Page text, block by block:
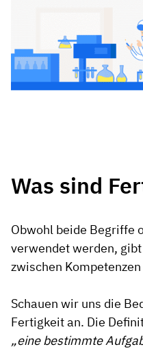
Was sind
Obwohl beide Begriffe
verwendet werden,
zwischen
Schauen wir uns die
Fertigkeit an. Die
„eine bestimmte